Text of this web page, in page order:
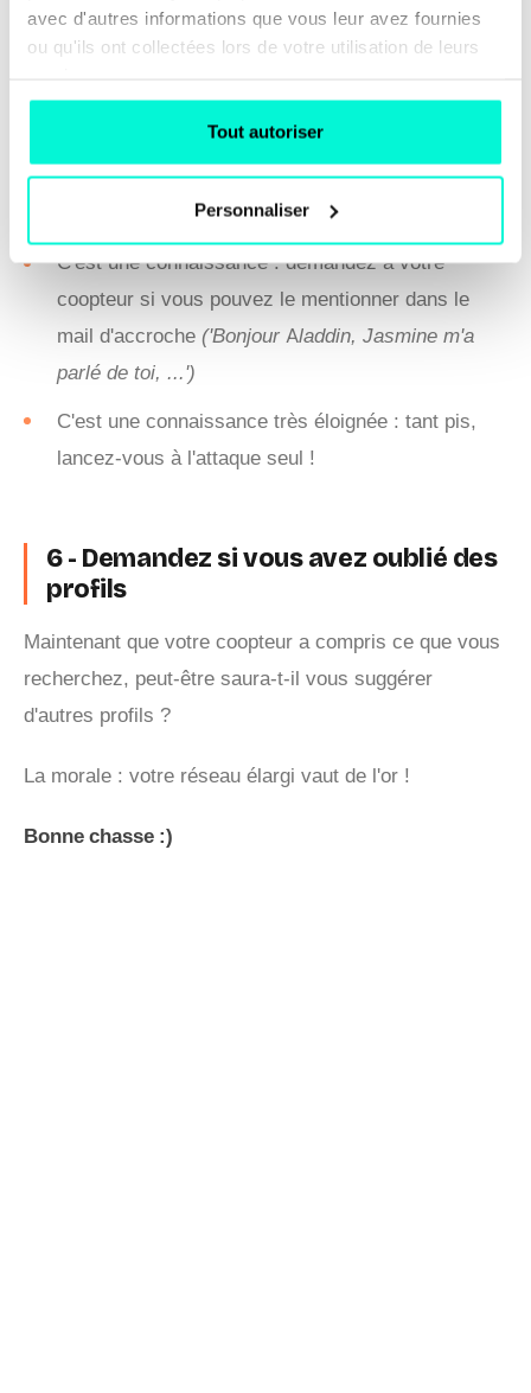
avec d'autres informations que vous leur avez fournies
ou qu'ils ont collectées lors de votre utilisation de leurs
Tout autoriser
Personnaliser
C'est un ami proche de votre coopteur, demandez
s'il peut vous donner le numéro de téléphone de
C'est un ami de votre coopteur : demandez une
introduction par exemple sur LinkedIn
C'est une connaissance : demandez à votre
coopteur si vous pouvez le mentionner dans le
mail d'accroche ('Bonjour Aladdin, Jasmine m'a
parlé de toi, ...')
C'est une connaissance très éloignée : tant pis,
lancez-vous à l'attaque seul !
6 - Demandez si vous avez oublié des
profils
Maintenant que votre coopteur a compris ce que vous
recherchez, peut-être saura-t-il vous suggérer
d'autres profils ?
La morale : votre réseau élargi vaut de l'or !
Bonne chasse :)